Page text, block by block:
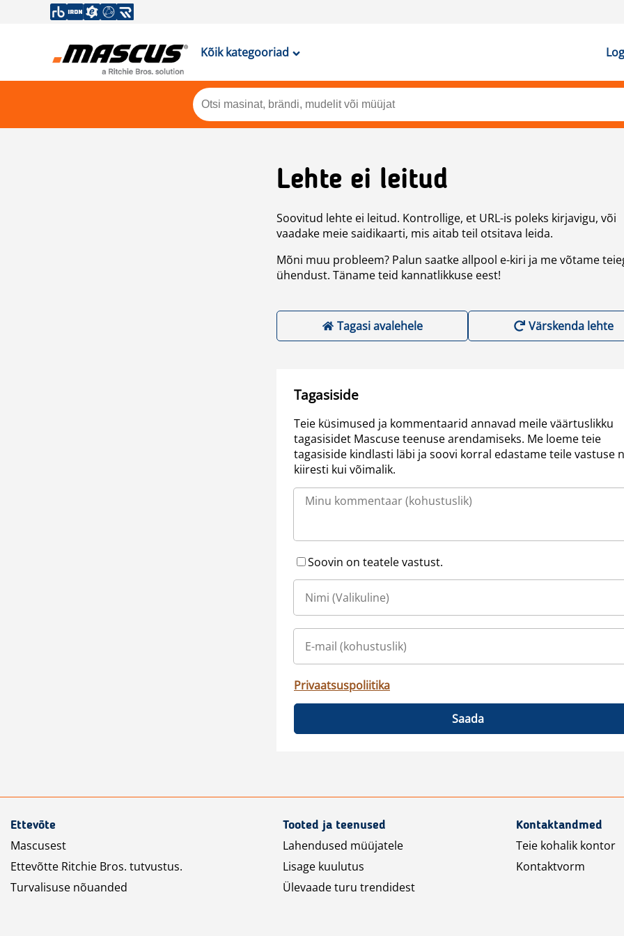
Kõik kategooriad
Lehte ei leitud
Soovitud lehte ei leitud. Kontrollige, et URL-is poleks kirjavigu, või
vaadake meie saidikaarti, mis aitab teil otsitava leida.
Mõni muu probleem? Palun saatke allpool e-kiri ja me võtame
ühendust. Täname teid kannatlikkuse eest!
Tagasi avalehele Värskenda lehte
Tagasiside
Teie küsimused ja kommentaarid annavad meile väärtuslikku
tagasisidet Mascuse teenuse arendamiseks. Me loeme teie
tagasiside kindlasti läbi ja soovi korral edastame teile vastuse
kiiresti kui võimalik.
Soovin on teatele vastust.
Privaatsuspoliitika
Saada
Ettevõte
Mascusest
Ettevõtte Ritchie Bros. tutvustus.
Turvalisuse nõuanded
Tooted ja teenused
Lahendused müüjatele
Lisage kuulutus
Ülevaade turu trendidest
Kontaktandmed
Teie kohalik kontor
Kontaktvorm